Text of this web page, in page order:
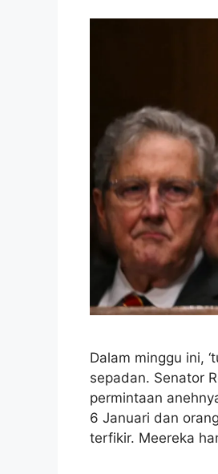
Dalam minggu ini,
sepadan. Senator
permintaan
6 Januari dan
terfikir. Meereka